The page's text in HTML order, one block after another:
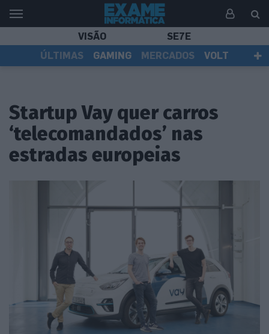
VISÃO
SE7E
ÚLTIMAS
GAMING MERCADOS
VOLT
Startup Vay quer carros
‘telecomandados’ nas
estradas europeias